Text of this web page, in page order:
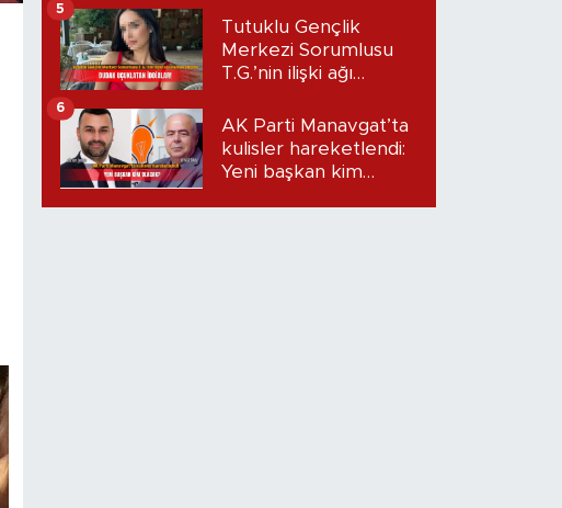
Tutuklu Gençlik
Merkezi Sorumlusu
T.G.’nin ilişki ağı
Dudak uçuklatan
iddialar!
5
AK Parti Manavgat’ta
kulisler hareketlendi:
Yeni başkan kim
6